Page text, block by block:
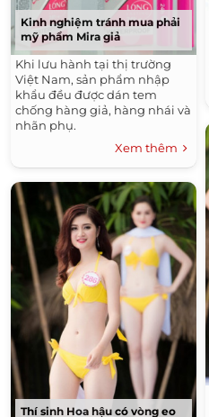
Kinh nghiệm tránh mua phải
mỹ phẩm Mira giả
Khi lưu hành tại thị trường
Việt Nam, sản phẩm nhập
khẩu đều được dán tem
chống hàng giả, hàng nhái và
nhãn phụ.
Xem thêm
Thí sinh Hoa hậu có vòng eo